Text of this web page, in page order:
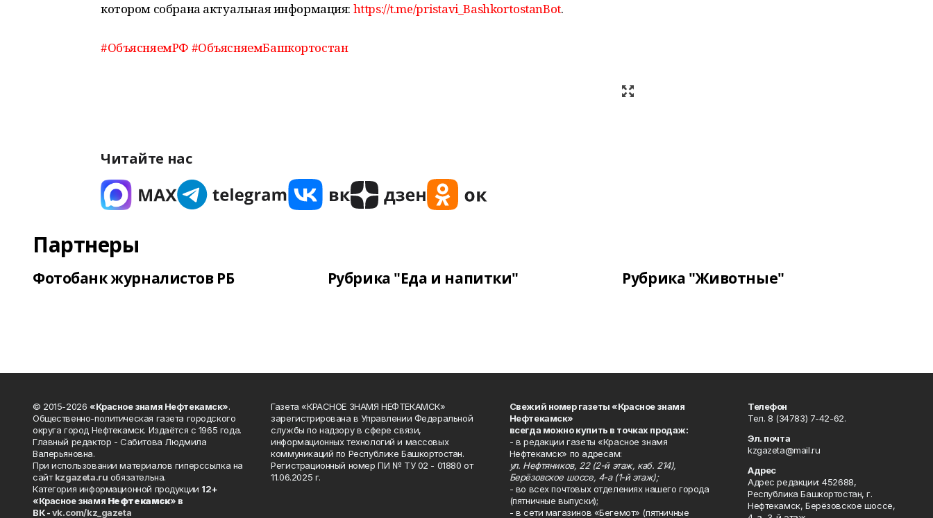
котором собрана актуальная информация: https://t.me/pristavi_BashkortostanBot.
#ОбъясняемРФ #ОбъясняемБашкортостан
Читайте нас
Партнеры
Фотобанк журналистов РБ Рубрика "Еда и напитки" Рубрика "Животные"
© 2015-2026 «Красное знамя Нефтекамск».
Общественно-политическая газета городского
округа город Нефтекамск. Издаётся с 1965 года.
Главный редактор - Сабитова Людмила
Валерьяновна.
При использовании материалов гиперссылка на
сайтkzgazeta.ru обязательна.
Категория информационной продукции 12+
«Красное знамя Нефтекамск» в
ВК -vk.com/kz_gazeta
Газета «КРАСНОЕ ЗНАМЯ НЕФТЕКАМСК»
зарегистрирована в Управлении Федеральной
службы по надзору в сфере связи,
информационных технологий и массовых
коммуникаций по Республике Башкортостан.
Регистрационный номер ПИ № ТУ 02 - 01880 от
11.06.2025 г.
Свежий номер газеты «Красное знамя
Нефтекамск»
всегда можно купить в точках продаж:
- в редакции газеты «Красное знамя
Нефтекамск» по адресам:
ул. Нефтяников, 22 (2-й этаж, каб. 214),
Берёзовское шоссе, 4-а (1-й этаж);
- во всех почтовых отделениях нашего города
(пятничные выпуски);
- в сети магазинов «Бегемот» (пятничные
Телефон
Тел. 8 (34783) 7-42-62.
Эл. почта
kzgazeta@mail.ru
Адрес
Адрес редакции: 452688,
Республика Башкортостан, г.
Нефтекамск, Берёзовское шоссе,